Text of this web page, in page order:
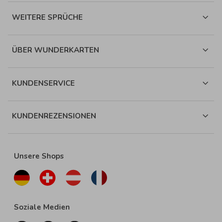
WEITERE SPRÜCHE
ÜBER WUNDERKARTEN
KUNDENSERVICE
KUNDENREZENSIONEN
Unsere Shops
Soziale Medien